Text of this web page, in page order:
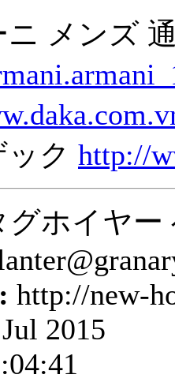
ニ メンズ
ック http://
グホイヤー
http://new-
2015